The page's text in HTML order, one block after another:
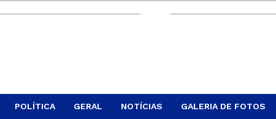
POLÍTICA GERAL NOTÍCIAS GALERIA DE FOTOS